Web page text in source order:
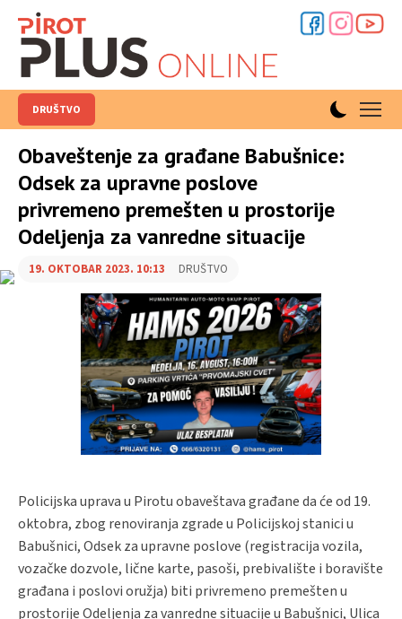
DRUŠTVO
Obaveštenje za građane Babušnice:
Odsek za upravne poslove
privremeno premešten u prostorije
Odeljenja za vanredne situacije
19. OKTOBAR 2023. 10:13 DRUŠTVO
Policijska uprava u Pirotu obaveštava građane da će od 19.
oktobra, zbog renoviranja zgrade u Policijskoj stanici u
Babušnici, Odsek za upravne poslove (registracija vozila,
vozačke dozvole, lične karte, pasoši, prebivalište i boravište
građana i poslovi oružja) biti privremeno premešten u
prostorije Odeljenja za vanredne situacije u Babušnici, Ulica